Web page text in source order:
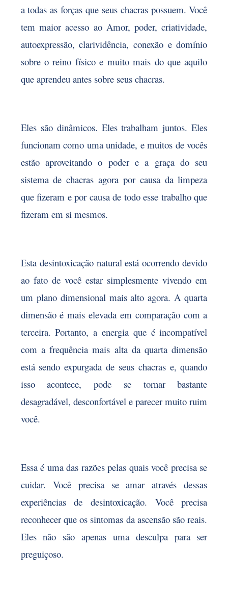
a todas as forças que seus chacras possuem. Você
tem maior acesso ao Amor, poder, criatividade,
autoexpressão, clarividência, conexão e domínio
sobre o reino físico e muito mais do que aquilo
que aprendeu antes sobre seus chacras.
Eles são dinâmicos. Eles trabalham juntos. Eles
funcionam como uma unidade, e muitos de vocês
estão aproveitando o poder e a graça do seu
sistema de chacras agora por causa da limpeza
que fizeram e por causa de todo esse trabalho que
fizeram em si mesmos.
Esta desintoxicação natural está ocorrendo devido
ao fato de você estar simplesmente vivendo em
um plano dimensional mais alto agora. A quarta
dimensão é mais elevada em comparação com a
terceira. Portanto, a energia que é incompatível
com a frequência mais alta da quarta dimensão
está sendo expurgada de seus chacras e, quando
isso acontece, pode se tornar bastante
desagradável, desconfortável e parecer muito ruim
você.
Essa é uma das razões pelas quais você precisa se
cuidar. Você precisa se amar através dessas
experiências de desintoxicação. Você precisa
reconhecer que os sintomas da ascensão são reais.
Eles não são apenas uma desculpa para ser
preguiçoso.